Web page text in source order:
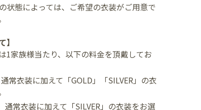
状態によっては、ご希望の衣装がご用意で
】
1家族様当たり、以下の料金を頂戴してお
通常衣装に加えて「GOLD」「SILVER」の衣
通常衣装に加えて「SILVER」の衣装をお選